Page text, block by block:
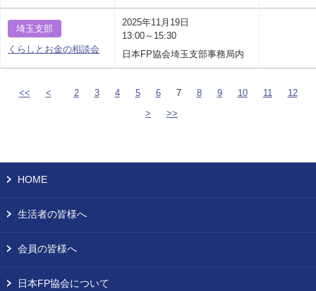
埼玉支部
くらしとお金の相談会
2025年11月19日
13:00～15:30
日本FP協会埼玉支部事務局内
<< < 2 3 4 5 6 7 8 9 10 11
12
>
>>
HOME
生活者の皆様へ
会員の皆様へ
日本FP協会について